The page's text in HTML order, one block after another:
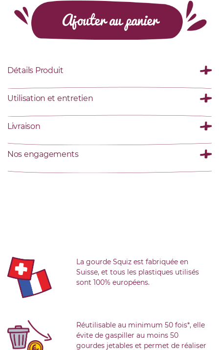
Ajouter au panier
Détails Produit
Utilisation et entretien
Livraison
Nos engagements
La gourde Squiz est fabriquée en
Suisse, et tous les plastiques utilisés
sont 100% européens.
Réutilisable au minimum 50 fois*, elle
évite de gaspiller au moins 50
gourdes jetables et permet de réaliser